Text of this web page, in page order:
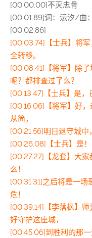
[00:00.00]不灭忠骨
[00:01.89]词：沄汐/曲
[00:02.86]
[00:03.74]【士兵】将
全转移。
[00:08.41]【将军】除
呢？都排查过了么？
[00:13.47]【士兵】是，
[00:16.06]【将军】好
从简，
[00:21.56]明日退守城中
[00:26.08]【士兵】是！
[00:27.27]【龙套】大
么！
[00:31.31]之后将是一
危！
[00:39.14]【李落枫】
好守护这座城，
[00:45.06]到胜利的那一